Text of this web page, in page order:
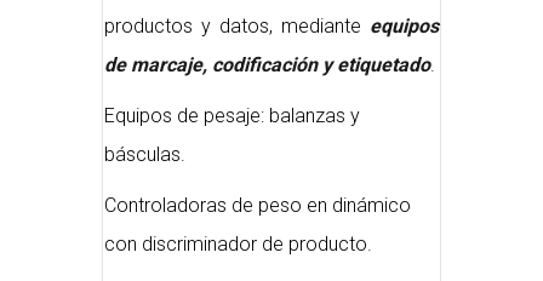
productos y datos, mediante equipos
de marcaje, codificación y etiquetado.
Equipos de pesaje: balanzas y
básculas.
Controladoras de peso en dinámico
con discriminador de producto.